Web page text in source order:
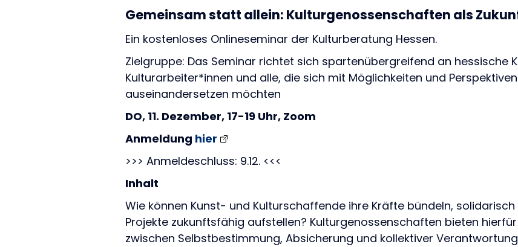
Gemeinsam statt allein: Kulturgenossenschaften als
Ein kostenloses Onlineseminar der Kulturberatung Hessen.
Zielgruppe: Das Seminar richtet sich spartenübergreifend an hessische
Kulturarbeiter*innen und alle, die sich mit Möglichkeiten und
auseinandersetzen möchten
DO, 11. Dezember, 17-19 Uhr, Zoom
Anmeldung hier
>>> Anmeldeschluss: 9.12. <<<
Inhalt
Wie können Kunst- und Kulturschaffende ihre Kräfte bündeln,
Projekte zukunftsfähig aufstellen? Kulturgenossenschaften bieten
zwischen Selbstbestimmung, Absicherung und kollektiver